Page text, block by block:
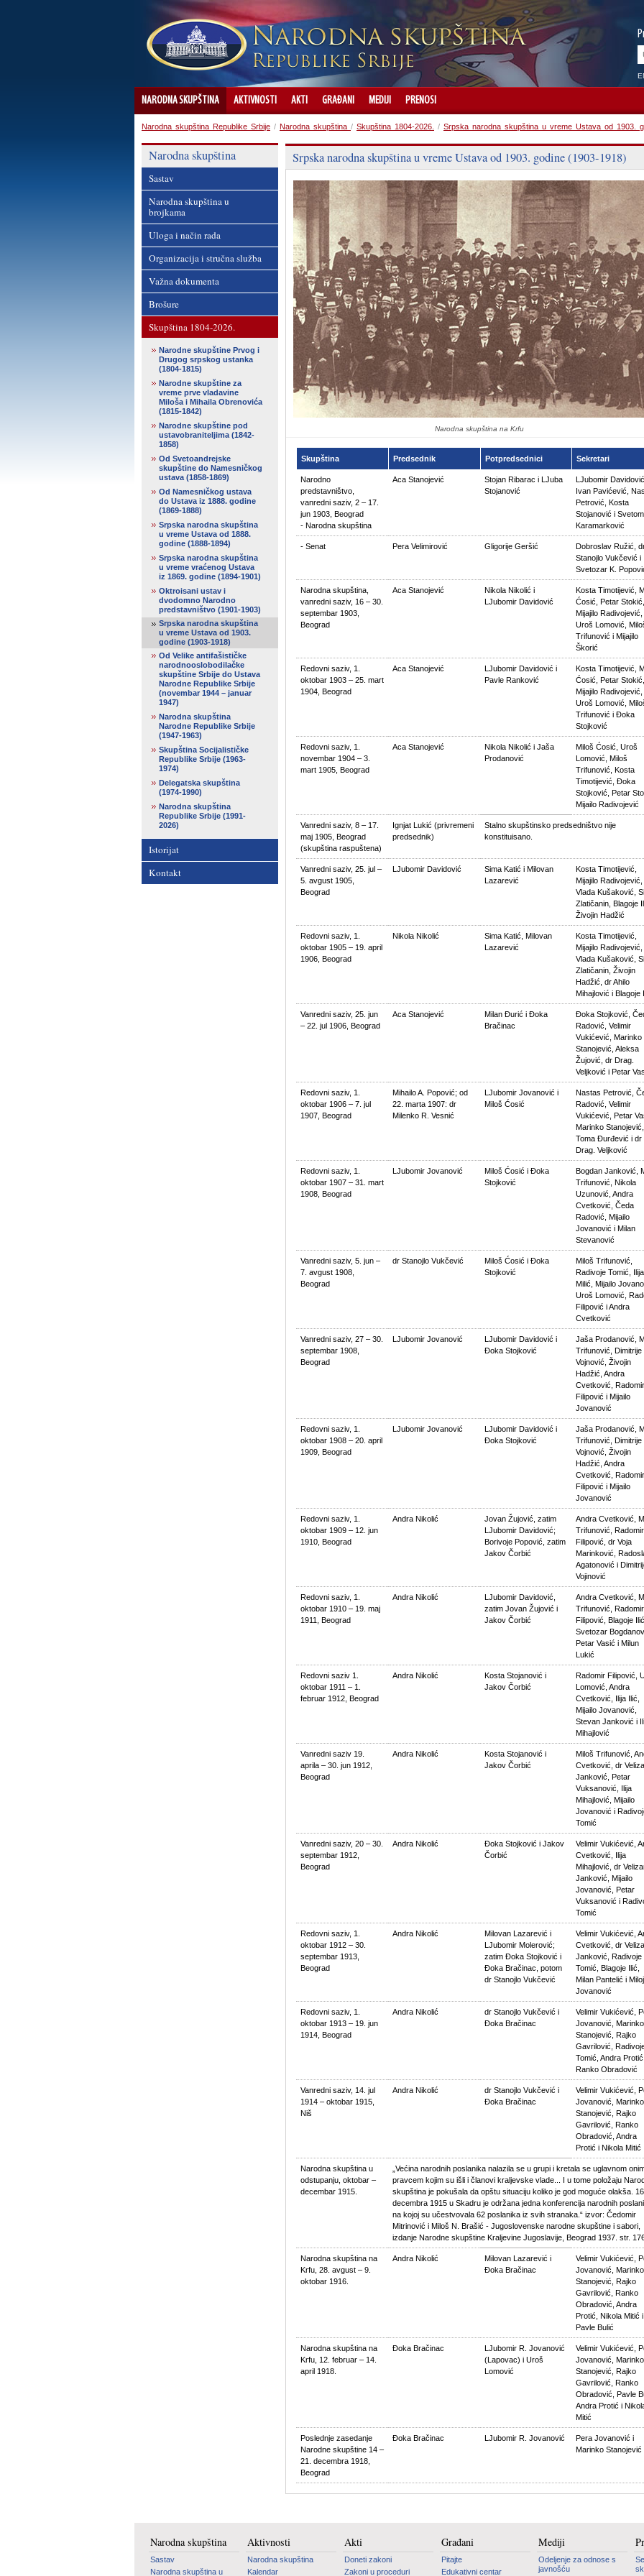
NARODNA SKUPŠTINA AKTIVNOSTI AKTI GRAĐANI MEDIJI PRENOSI
Narodna skupština Republike Srbije / Narodna skupština / Skupština 1804-2026. / Srpska narodna skupština u vreme Ustava od 1903.
Narodna skupština
Sastav
Narodna skupština u
brojkama
Uloga i način rada
Organizacija i stručna služba
Važna dokumenta
Brošure
Skupština 1804-2026.
Narodne skupštine Prvog i
Drugog srpskog ustanka
(1804-1815)
Narodne skupštine za
vreme prve vladavine
Miloša i Mihaila Obrenovića
(1815-1842)
Narodne skupštine pod
ustavobraniteljima (1842-
1858)
Od Svetoandrejske
skupštine do Namesničkog
ustava (1858-1869)
Od Namesničkog ustava
do Ustava iz 1888. godine
(1869-1888)
Srpska narodna skupština
u vreme Ustava od 1888.
godine (1888-1894)
Srpska narodna skupština
u vreme vraćenog Ustava
iz 1869. godine (1894-1901)
Oktroisani ustav i
dvodomno Narodno
predstavništvo (1901-1903)
Srpska narodna skupština
u vreme Ustava od 1903.
godine (1903-1918)
Od Velike antifašističke
narodnooslobodilačke
skupštine Srbije do Ustava
Narodne Republike Srbije
(novembar 1944 – januar
1947)
Narodna skupština
Narodne Republike Srbije
(1947-1963)
Skupština Socijalističke
Republike Srbije (1963-
1974)
Delegatska skupština
(1974-1990)
Narodna skupština
Republike Srbije (1991-
2026)
Istorijat
Kontakt
Srpska narodna skupština u vreme Ustava od 1903. godine (1903-1918)
Narodna skupština na Krfu
Skupština Predsednik Potpredsednici Sekretari
Narodno
predstavništvo,
vanredni saziv, 2 – 17.
jun 1903, Beograd
- Narodna skupština
Aca Stanojević
Stojan Ribarac i LJuba
Stojanović
LJubomir Davidović,
Ivan Pavićević,
Petrović, Kosta
Stojanović i
Karamarković
- Senat Pera Velimirović Gligorije Geršić
Dobroslav Ružić,
Stanojlo Vukčević i
Svetozar K.
Narodna skupština,
vanredni saziv, 16 – 30.
septembar 1903,
Beograd
Aca Stanojević
Nikola Nikolić i
LJubomir Davidović
Kosta Timotijević,
Ćosić, Petar Stokić,
Mijajilo Radivojević,
Uroš Lomović,
Trifunović i Mijajilo
Škorić
Redovni saziv, 1.
oktobar 1903 – 25. mart
1904, Beograd
Aca Stanojević
LJubomir Davidović i
Pavle Ranković
Kosta Timotijević,
Ćosić, Petar Stokić,
Mijajilo Radivojević,
Uroš Lomović,
Trifunović i Đoka
Stojković
Redovni saziv, 1.
novembar 1904 – 3.
mart 1905, Beograd
Aca Stanojević
Nikola Nikolić i Jaša
Prodanović
Miloš Ćosić, Uroš
Lomović, Miloš
Trifunović, Kosta
Timotijević, Đoka
Stojković, Petar
Mijailo Radivojević
Vanredni saziv, 8 – 17.
maj 1905, Beograd
(skupština raspuštena)
Ignjat Lukić (privremeni
predsednik)
Stalno skupštinsko predsedništvo nije
konstituisano.
Vanredni saziv, 25. jul –
5. avgust 1905,
Beograd
LJubomir Davidović
Sima Katić i Milovan
Lazarević
Kosta Timotijević,
Mijajilo Radivojević,
Vlada Kušaković,
Zlatičanin, Blagoje
Živojin Hadžić
Redovni saziv, 1.
oktobar 1905 – 19. april
1906, Beograd
Nikola Nikolić
Sima Katić, Milovan
Lazarević
Kosta Timotijević,
Mijajilo Radivojević,
Vlada Kušaković,
Zlatičanin, Živojin
Hadžić, dr Ahilo
Mihajlović i Blagoje
Vanredni saziv, 25. jun
– 22. jul 1906, Beograd
Aca Stanojević
Milan Đurić i Đoka
Bračinac
Đoka Stojković,
Radović, Velimir
Vukićević, Marinko
Stanojević, Aleksa
Žujović, dr Drag.
Veljković i Petar
Redovni saziv, 1.
oktobar 1906 – 7. jul
1907, Beograd
Mihailo A. Popović; od
22. marta 1907: dr
Milenko R. Vesnić
LJubomir Jovanović i
Miloš Ćosić
Nastas Petrović,
Radović, Velimir
Vukićević, Petar
Marinko Stanojević,
Toma Đurđević i dr
Drag. Veljković
Redovni saziv, 1.
oktobar 1907 – 31. mart
1908, Beograd
LJubomir Jovanović
Miloš Ćosić i Đoka
Stojković
Bogdan Janković,
Trifunović, Nikola
Uzunović, Andra
Cvetković, Čeda
Radović, Mijailo
Jovanović i Milan
Stevanović
Vanredni saziv, 5. jun –
7. avgust 1908,
Beograd
dr Stanojlo Vukčević
Miloš Ćosić i Đoka
Stojković
Miloš Trifunović,
Radivoje Tomić, Ilija
Milić, Mijailo
Uroš Lomović,
Filipović i Andra
Cvetković
Vanredni saziv, 27 – 30.
septembar 1908,
Beograd
LJubomir Jovanović
LJubomir Davidović i
Đoka Stojković
Jaša Prodanović,
Trifunović, Dimitrije
Vojnović, Živojin
Hadžić, Andra
Cvetković, Radomir
Filipović i Mijailo
Jovanović
Redovni saziv, 1.
oktobar 1908 – 20. april
1909, Beograd
LJubomir Jovanović
LJubomir Davidović i
Đoka Stojković
Jaša Prodanović,
Trifunović, Dimitrije
Vojnović, Živojin
Hadžić, Andra
Cvetković, Radomir
Filipović i Mijailo
Jovanović
Redovni saziv, 1.
oktobar 1909 – 12. jun
1910, Beograd
Andra Nikolić
Jovan Žujović, zatim
LJubomir Davidović;
Borivoje Popović, zatim
Jakov Čorbić
Andra Cvetković,
Trifunović, Radomir
Filipović, dr Voja
Marinković,
Agatonović i
Vojinović
Redovni saziv, 1.
oktobar 1910 – 19. maj
1911, Beograd
Andra Nikolić
LJubomir Davidović,
zatim Jovan Žujović i
Jakov Čorbić
Andra Cvetković,
Trifunović, Radomir
Filipović, Blagoje Ilić,
Svetozar
Petar Vasić i Milun
Lukić
Redovni saziv 1.
oktobar 1911 – 1.
februar 1912, Beograd
Andra Nikolić
Kosta Stojanović i
Jakov Čorbić
Radomir Filipović,
Lomović, Andra
Cvetković, Ilija Ilić,
Mijailo Jovanović,
Stevan Janković i
Mihajlović
Vanredni saziv 19.
aprila – 30. jun 1912,
Beograd
Andra Nikolić
Kosta Stojanović i
Jakov Čorbić
Miloš Trifunović,
Cvetković, dr
Janković, Petar
Vuksanović, Ilija
Mihajlović, Mijailo
Jovanović i
Tomić
Vanredni saziv, 20 – 30.
septembar 1912,
Beograd
Andra Nikolić
Đoka Stojković i Jakov
Čorbić
Velimir Vukićević,
Cvetković, Ilija
Mihajlović, dr
Janković, Mijailo
Jovanović, Petar
Vuksanović i
Tomić
Redovni saziv, 1.
oktobar 1912 – 30.
septembar 1913,
Beograd
Andra Nikolić
Milovan Lazarević i
LJubomir Molerović;
zatim Đoka Stojković i
Đoka Bračinac, potom
dr Stanojlo Vukčević
Velimir Vukićević,
Cvetković, dr
Janković, Radivoje
Tomić, Blagoje Ilić,
Milan Pantelić i
Jovanović
Redovni saziv, 1.
oktobar 1913 – 19. jun
1914, Beograd
Andra Nikolić
dr Stanojlo Vukčević i
Đoka Bračinac
Velimir Vukićević,
Jovanović, Marinko
Stanojević, Rajko
Gavrilović,
Tomić, Andra
Ranko Obradović
Vanredni saziv, 14. jul
1914 – oktobar 1915,
Niš
Andra Nikolić
dr Stanojlo Vukčević i
Đoka Bračinac
Velimir Vukićević,
Jovanović, Marinko
Stanojević, Rajko
Gavrilović, Ranko
Obradović, Andra
Protić i Nikola Mitić
Narodna skupština u
odstupanju, oktobar –
decembar 1915.
„Većina narodnih poslanika nalazila se u grupi i kretala se uglavnom
pravcem kojim su išli i članovi kraljevske vlade... I u tome položaju
skupština je pokušala da opštu situaciju koliko je god moguće olakša. 16
decembra 1915 u Skadru je održana jedna konferencija narodnih
na kojoj su učestvovala 62 poslanika iz svih stranaka.“ izvor: Čedomir
Mitrinović i Miloš N. Brašić - Jugoslovenske narodne skupštine i sabori,
izdanje Narodne skupštine Kraljevine Jugoslavije, Beograd 1937. str.
Narodna skupština na
Krfu, 28. avgust – 9.
oktobar 1916.
Andra Nikolić
Milovan Lazarević i
Đoka Bračinac
Velimir Vukićević,
Jovanović, Marinko
Stanojević, Rajko
Gavrilović, Ranko
Obradović, Andra
Protić, Nikola Mitić i
Pavle Bulić
Narodna skupština na
Krfu, 12. februar – 14.
april 1918.
Đoka Bračinac
LJubomir R. Jovanović
(Lapovac) i Uroš
Lomović
Velimir Vukićević,
Jovanović, Marinko
Stanojević, Rajko
Gavrilović, Ranko
Obradović, Pavle
Andra Protić i
Mitić
Poslednje zasedanje
Narodne skupštine 14 –
21. decembra 1918,
Beograd
Đoka Bračinac LJubomir R. Jovanović
Pera Jovanović i
Marinko Stanojević
Narodna skupština
Sastav
Narodna skupština u
Aktivnosti
Narodna skupština
Kalendar
Akti
Doneti zakoni
Zakoni u proceduri
Građani
Pitajte
Edukativni centar
Mediji
Odeljenje za odnose s
javnošću